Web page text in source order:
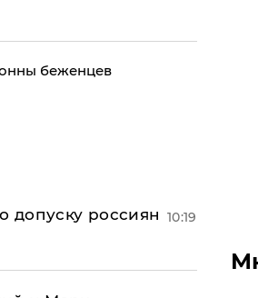
беженцев
допуску россиян 10:19